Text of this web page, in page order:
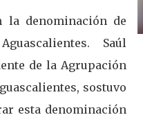
la denominación de
Saúl
de la Agrupación
sostuvo
esta denominación